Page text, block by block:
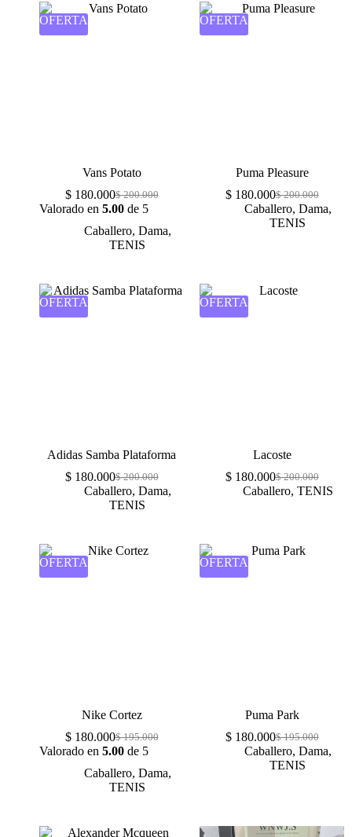
OFERTA
Vans Potato
$200.000
$180.000
Valorado en 5.00 de 5
Caballero, Dama,
TENIS
OFERTA
Puma Pleasure
$200.000
$180.000
Caballero, Dama,
TENIS
OFERTA
Adidas Samba Plataforma
$200.000
$180.000
Caballero, Dama,
TENIS
OFERTA
Lacoste
$200.000
$180.000
Caballero, TENIS
OFERTA
Nike Cortez
$195.000
$180.000
Valorado en 5.00 de 5
Caballero, Dama,
TENIS
OFERTA
Puma Park
$195.000
$180.000
Caballero, Dama,
TENIS